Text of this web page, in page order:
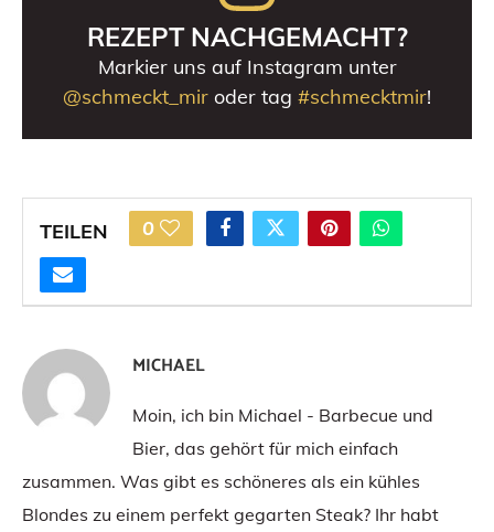
REZEPT NACHGEMACHT?
Markier uns auf Instagram unter
@schmeckt_mir oder tag #schmecktmir!
TEILEN 0
MICHAEL
Moin, ich bin Michael - Barbecue und
Bier, das gehört für mich einfach
zusammen. Was gibt es schöneres als ein kühles
Blondes zu einem perfekt gegarten Steak? Ihr habt